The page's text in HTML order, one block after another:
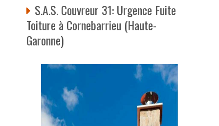
S.A.S. Couvreur 31: Urgence Fuite
Toiture à Cornebarrieu (Haute-
Garonne)